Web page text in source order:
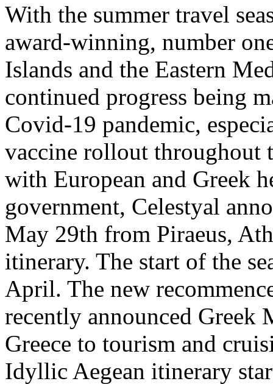
With the summer travel
award-winning, number
Islands and the Eastern
continued progress being
Covid-19 pandemic,
vaccine rollout throughout
with European and Greek
government, Celestyal
May 29th from Piraeus,
itinerary. The start of the
April. The new
recently announced
Greece to tourism and
Idyllic Aegean itinerary